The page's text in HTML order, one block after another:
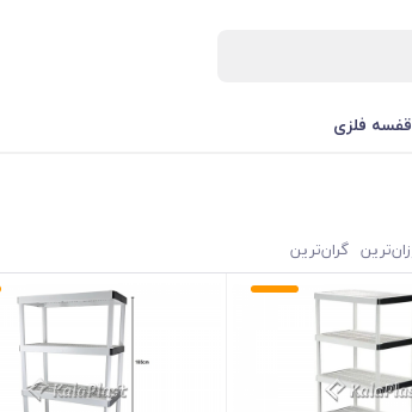
قفسه فلزی
گران‌ترین